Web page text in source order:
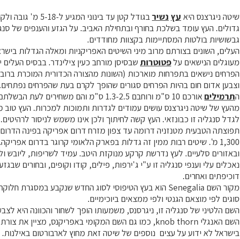
שיטה ניגרצנס היא עץ נשירבגודל קטן עד בינוני המגיע ל-5-18 מ' גובה ולקוטר
גדולים. העץ עומד בשלכת בחורף ובתחילת האביב. על הגזע והענפים של
גבשושיות בולטות המסתיימות בקצוות מחודדים.
העלים, השונים בצורתם מרוב מיני השיטים האפריקניות ומאלה הגדלות
מעוגלים הנישאים עלפטוטרות שבסיסן מורחב כעין צילינדר. בבסיס העלים
וצבען אדום חום בהיות הפרחים סגורים שהופך לקרם בעת שהפרחים
התרמיליםאורכם 10 ס"מ ורוחבם 1.3-2.5 ס"מ והם משחירים לעת הבשלתם.
מהעץ של שיטה ניגרצנס עושים עמודים לגדרות ותמוכות למכרות. העץ טוב
לגדל סנגליה זו כבונזאי. העץ קשה לחיתוך ולכן אינו משמש לניסור לרהיטים.
תפוצתה הטבעית מטנזניה דרומה עד צפון מזרח דרום אפריקה בפינה
1,300 מ'. שיטים רבות ממין זה גדלות בפארק הלאומי קרו
גרבדרום
ובאזורים סלעיים. לעץ נדרשת קרקע מנוקזת היטב. עמיד לשריפות, ליובש
נאכלים עלי וענפי סנגליה זו ע"י ג'ירפות, פילים, קודו וקופים, ובחורים
דוכיפתים ואחרים.
מקור השם Senegalia הוא ב
עץ
סוגים לפי מוצאם הגנטי ולפי ממצאים ביוכימיים.
השם הלטיני של סנגליה זו, ניגרסנס, משמעותו הופך לשחור והכוונה היא
השם האנגלי knob thorn, כמו גם השם המקומי באפריקנס, מציין את צורת הקוצים הייחודית על
בישראל לא ידוע על עצים נוספים של שיטה זאת מחוץ לארבורטום באילנות.